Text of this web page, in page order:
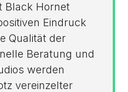
Black Hornet
Eindruck
Qualität der
Beratung und
werden
vereinzelter